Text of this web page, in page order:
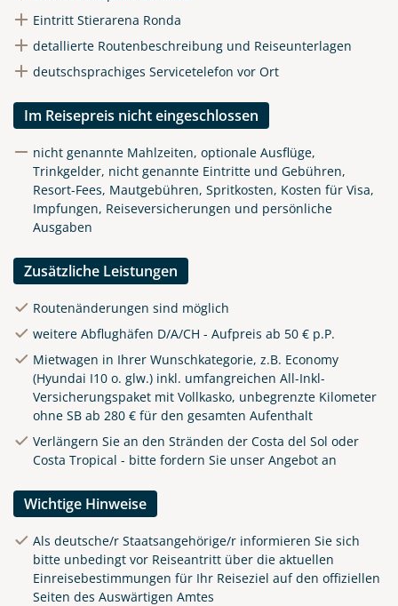
Eintritt Stierarena Ronda
detallierte Routenbeschreibung und Reiseunterlagen
deutschsprachiges Servicetelefon vor Ort
Im Reisepreis nicht eingeschlossen
nicht genannte Mahlzeiten, optionale Ausflüge,
Trinkgelder, nicht genannte Eintritte und Gebühren,
Resort-Fees, Mautgebühren, Spritkosten, Kosten für Visa,
Impfungen, Reiseversicherungen und persönliche
Ausgaben
Zusätzliche Leistungen
Routenänderungen sind möglich
weitere Abflughäfen D/A/CH - Aufpreis ab 50 € p.P.
Mietwagen in Ihrer Wunschkategorie, z.B. Economy
(Hyundai I10 o. glw.) inkl. umfangreichen All-Inkl-
Versicherungspaket mit Vollkasko, unbegrenzte Kilometer
ohne SB ab 280 € für den gesamten Aufenthalt
Verlängern Sie an den Stränden der Costa del Sol oder
Costa Tropical - bitte fordern Sie unser Angebot an
Wichtige Hinweise
Als deutsche/r Staatsangehörige/r informieren Sie sich
bitte unbedingt vor Reiseantritt über die aktuellen
Einreisebestimmungen für Ihr Reiseziel auf den offiziellen
Seiten des Auswärtigen Amtes